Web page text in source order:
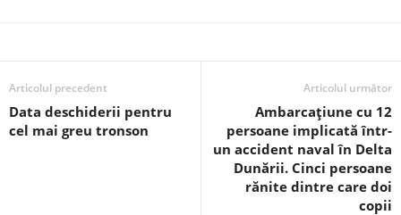
Articolul precedent
Data deschiderii pentru
cel mai greu tronson
Articolul următor
Ambarcațiune cu 12
persoane implicată într-
un accident naval în Delta
Dunării. Cinci persoane
rănite dintre care doi
copii